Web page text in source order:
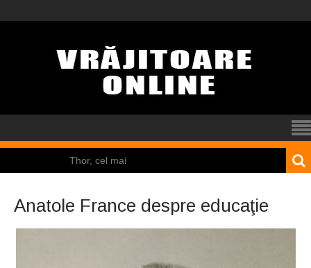
Thor, cel mai
El Tio
Anatole France despre educaţie